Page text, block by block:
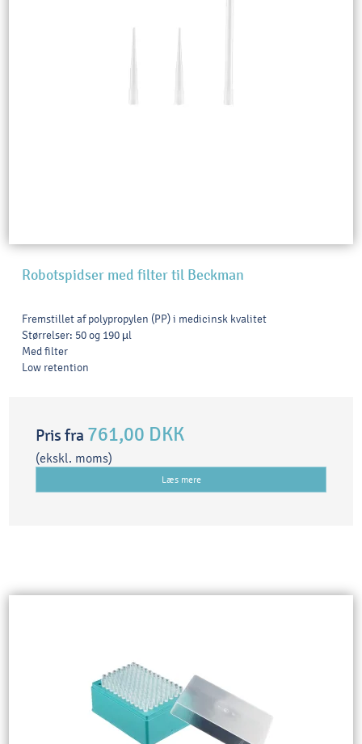
Robotspidser med filter til Beckman
Fremstillet af polypropylen (PP) i medicinsk kvalitet
Størrelser: 50 og 190 µl
Med filter
Low retention
Pris fra 761,00 DKK
(ekskl. moms)
Læs mere